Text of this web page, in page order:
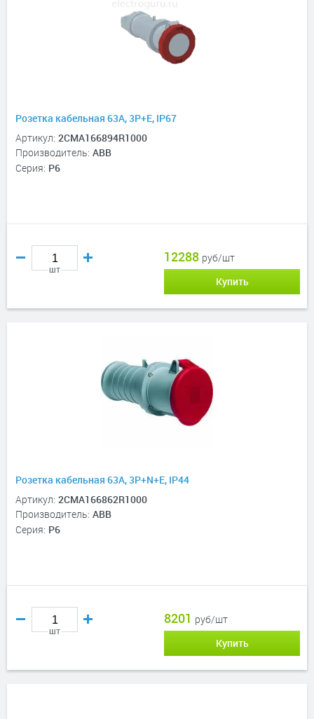
Розетка кабельная 63A, 3P+E, IP67
Артикул: 2CMA166894R1000
Производитель: ABB
Серия: P6
шт
12288 руб/шт
Купить
Розетка кабельная 63A, 3P+N+E, IP44
Артикул: 2CMA166862R1000
Производитель: ABB
Серия: P6
шт
8201 руб/шт
Купить